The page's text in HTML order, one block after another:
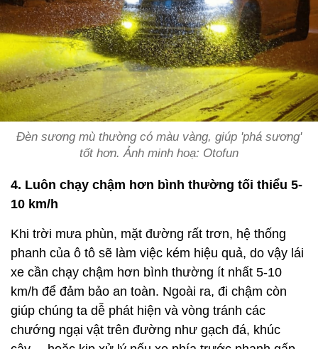
Đèn sương mù thường có màu vàng, giúp 'phá sương'
tốt hơn. Ảnh minh hoạ: Otofun
4. Luôn chạy chậm hơn bình thường tối thiểu 5-
10 km/h
Khi trời mưa phùn, mặt đường rất trơn, hệ thống
phanh của ô tô sẽ làm việc kém hiệu quả, do vậy lái
xe cần chạy chậm hơn bình thường ít nhất 5-10
km/h để đảm bảo an toàn. Ngoài ra, đi chậm còn
giúp chúng ta dễ phát hiện và vòng tránh các
chướng ngại vật trên đường như gạch đá, khúc